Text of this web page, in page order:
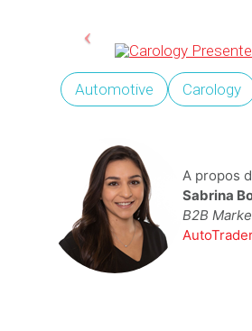
Automotive Carology
A propos
Sabrina
B2B